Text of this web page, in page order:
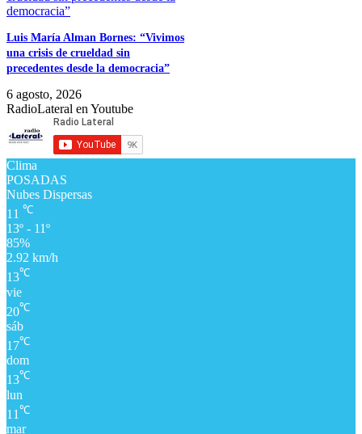
Luis María Alman Bornes: “Vivimos
una crisis de crueldad sin
precedentes desde la democracia”
6 agosto, 2026
RadioLateral en Youtube
Clima
POSADAS
Nubes Dispersas
11 ℃
13º - 11º
85%
2.92 km/h
13℃
vie
20℃
sáb
17℃
dom
13℃
lun
11 ℃
mar